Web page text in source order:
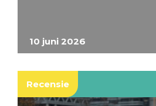
10 juni 2026
Recensie